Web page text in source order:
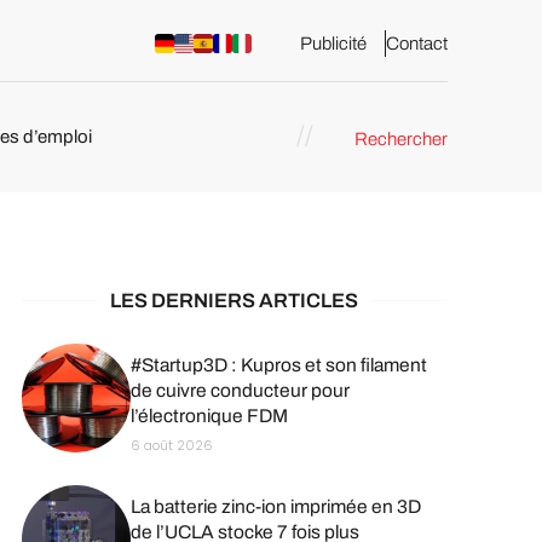
Publicité Contact
d’emploi Rechercher
LES DERNIERS ARTICLES
#Startup3D : Kupros et son filament
de cuivre conducteur pour
l’électronique FDM
6 août 2026
La batterie zinc-ion imprimée en 3D
de l’UCLA stocke 7 fois plus